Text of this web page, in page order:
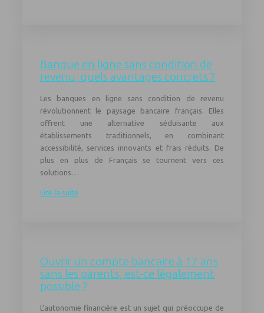
Banque en ligne sans condition de
revenu, quels avantages concrets ?
Les banques en ligne sans condition de revenu
révolutionnent le paysage bancaire français. Elles
offrent une alternative séduisante aux
établissements traditionnels, en combinant
accessibilité, services innovants et frais réduits. De
plus en plus de Français se tournent vers ces
solutions…
Lire la suite
Ouvrir un compte bancaire à 17 ans
sans les parents, est-ce légalement
possible ?
L’autonomie financière est un sujet qui préoccupe de